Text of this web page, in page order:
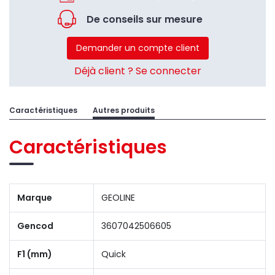
De conseils sur mesure
Demander un compte client
Déjà client ? Se connecter
Caractéristiques Autres produits
Caractéristiques
Marque GEOLINE
Gencod 3607042506605
F1 (mm) Quick